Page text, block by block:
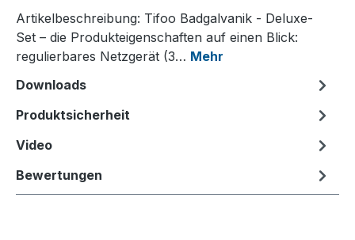
Artikelbeschreibung: Tifoo Badgalvanik - Deluxe-
Set – die Produkteigenschaften auf einen Blick:
regulierbares Netzgerät (3… Mehr
Downloads
Produktsicherheit
Video
Bewertungen